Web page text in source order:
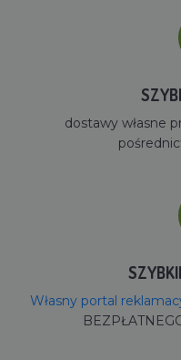
dostawy własne
Własny portal